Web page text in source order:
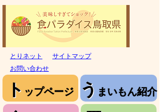
とりネット
サイトマップ
お問い合わせ
ト ップページ う まいもん紹介